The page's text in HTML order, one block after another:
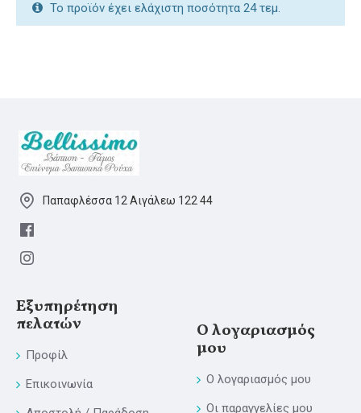
Το προϊόν έχει ελάχιστη ποσότητα 24 τεμ.
Παπαφλέσσα 12 Αιγάλεω 122 44
Εξυπηρέτηση
πελατών
Προφίλ
Επικοινωνία
Ο λογαριασμός
μου
Ο λογαριασμός μου
Οι παραγγελίες μου